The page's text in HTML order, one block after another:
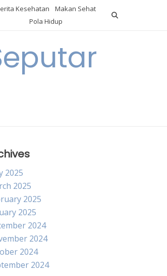
Kesehatan
Makan Sehat
Pola Hidup
2025
2025
2025
2025
2024
2024
2024
2024